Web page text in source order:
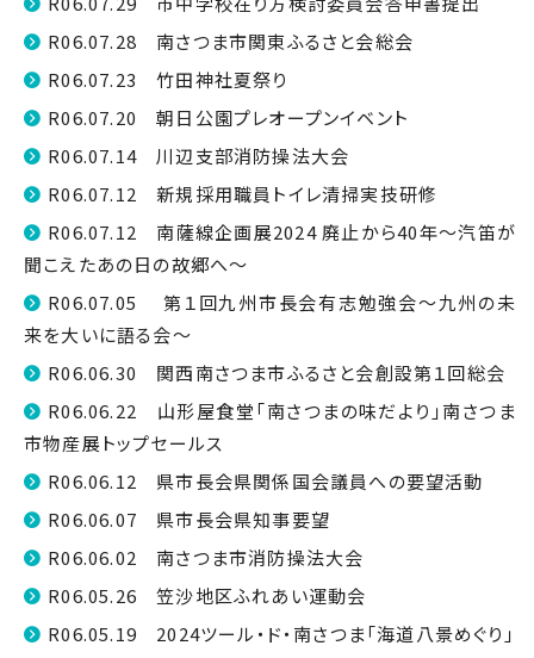
R06.07.28 南さつま市関東ふるさと会総会
R06.07.23 竹田神社夏祭り
R06.07.20 朝日公園プレオープンイベント
R06.07.14 川辺支部消防操法大会
R06.07.12 新規採用職員トイレ清掃実技研修
R06.07.12 南薩線企画展2024 廃止から40年～汽笛が
聞こえたあの日の故郷へ～
R06.07.05 第１回九州市長会有志勉強会～九州の未
来を大いに語る会～
R06.06.30 関西南さつま市ふるさと会創設第１回総会
R06.06.22 山形屋食堂「南さつまの味だより」南さつま
市物産展トップセールス
R06.06.12 県市長会県関係国会議員への要望活動
R06.06.07 県市長会県知事要望
R06.06.02 南さつま市消防操法大会
R06.05.26 笠沙地区ふれあい運動会
R06.05.19 2024ツール・ド・南さつま「海道八景めぐり」